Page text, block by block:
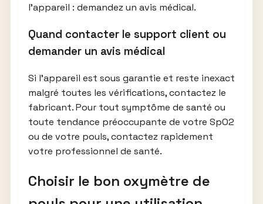
l’appareil : demandez un avis médical.
Quand contacter le support client ou
demander un avis médical
Si l’appareil est sous garantie et reste inexact
malgré toutes les vérifications, contactez le
fabricant. Pour tout symptôme de santé ou
toute tendance préoccupante de votre SpO2
ou de votre pouls, contactez rapidement
votre professionnel de santé.
Choisir le bon oxymètre de